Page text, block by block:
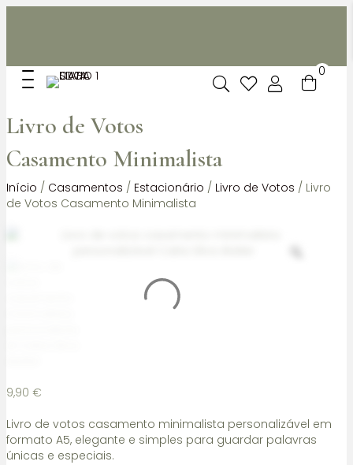
0
Livro de Votos
Casamento Minimalista
Início / Casamentos / Estacionário / Livro de Votos / Livro
de Votos Casamento Minimalista
9,90 €
Livro de votos casamento minimalista personalizável em
formato A5, elegante e simples para guardar palavras
únicas e especiais.